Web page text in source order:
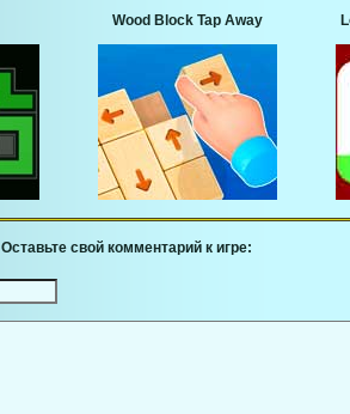
Wood Block Tap Away
Оставьте свой комментарий к игре: